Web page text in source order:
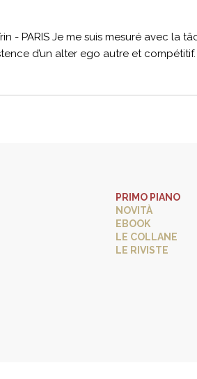
- PARIS Je me suis mesuré avec
d’un alter ego autre et
PRIMO PIANO
NOVITÀ
EBOOK
LE COLLANE
LE RIVISTE